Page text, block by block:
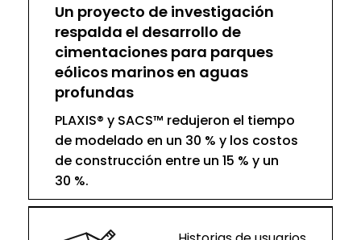
Un proyecto de investigación
respalda el desarrollo de
cimentaciones para parques
eólicos marinos en aguas
profundas
PLAXIS® y SACS™ redujeron el tiempo
de modelado en un 30 % y los costos
de construcción entre un 15 % y un
30 %.